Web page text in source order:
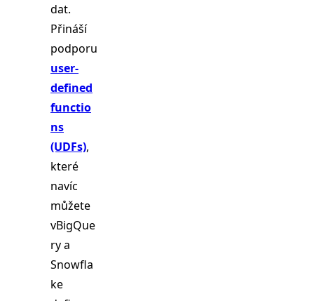
dat.
Přináší
podporu
user-
defined
functio
ns
(UDFs),
které
navíc
můžete
vBigQue
ry a
Snowfla
ke